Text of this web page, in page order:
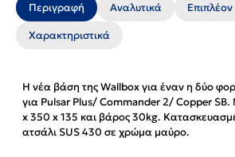
Περιγραφή Αναλυτικά
Χαρακτηριστικά
Η νέα βάση της Wallbox για έναν η δύο
για Pulsar Plus/ Commander 2/ Copper SB.
x 350 x 135 και βάρος 30kg.
ατσάλι SUS 430 σε χρώμα μαύρο.